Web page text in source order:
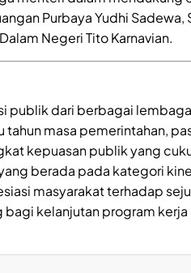
Purbaya Yudhi Sadewa,
Negeri Tito Karnavian.
publik dari berbagai
tahun masa pemerintahan,
kepuasan publik yang
berada pada kategori
masyarakat terhadap
kelanjutan program